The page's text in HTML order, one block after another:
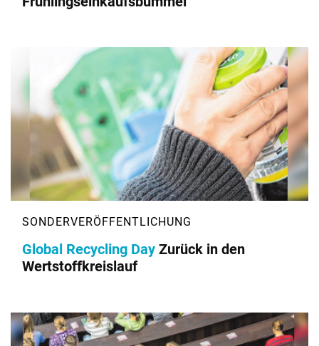
Global Recycling Day Zurück in den
Wertstoffkreislauf